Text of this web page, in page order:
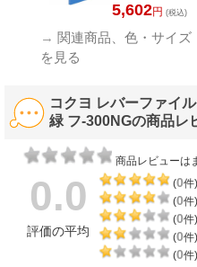
5,602円 (税込)
→ 関連商品、色・サイズ
を見る
コクヨ レバーファイ
緑 フ-300NGの商品レ
商品レビューは
0.0
評価の平均
(0件)
(0件)
(0件)
(0件)
(0件)